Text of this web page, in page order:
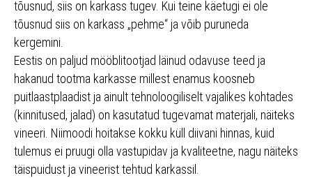
tõusnud, siis on karkass tugev. Kui teine käetugi ei ole
tõusnud siis on karkass „pehme“ ja võib puruneda
kergemini.
Eestis on paljud mööblitootjad läinud odavuse teed ja
hakanud tootma karkasse millest enamus koosneb
puitlaastplaadist ja ainult tehnoloogiliselt vajalikes kohtades
(kinnitused, jalad) on kasutatud tugevamat materjali, näiteks
vineeri. Niimoodi hoitakse kokku küll diivani hinnas, kuid
tulemus ei pruugi olla vastupidav ja kvaliteetne, nagu näiteks
täispuidust ja vineerist tehtud karkassil.